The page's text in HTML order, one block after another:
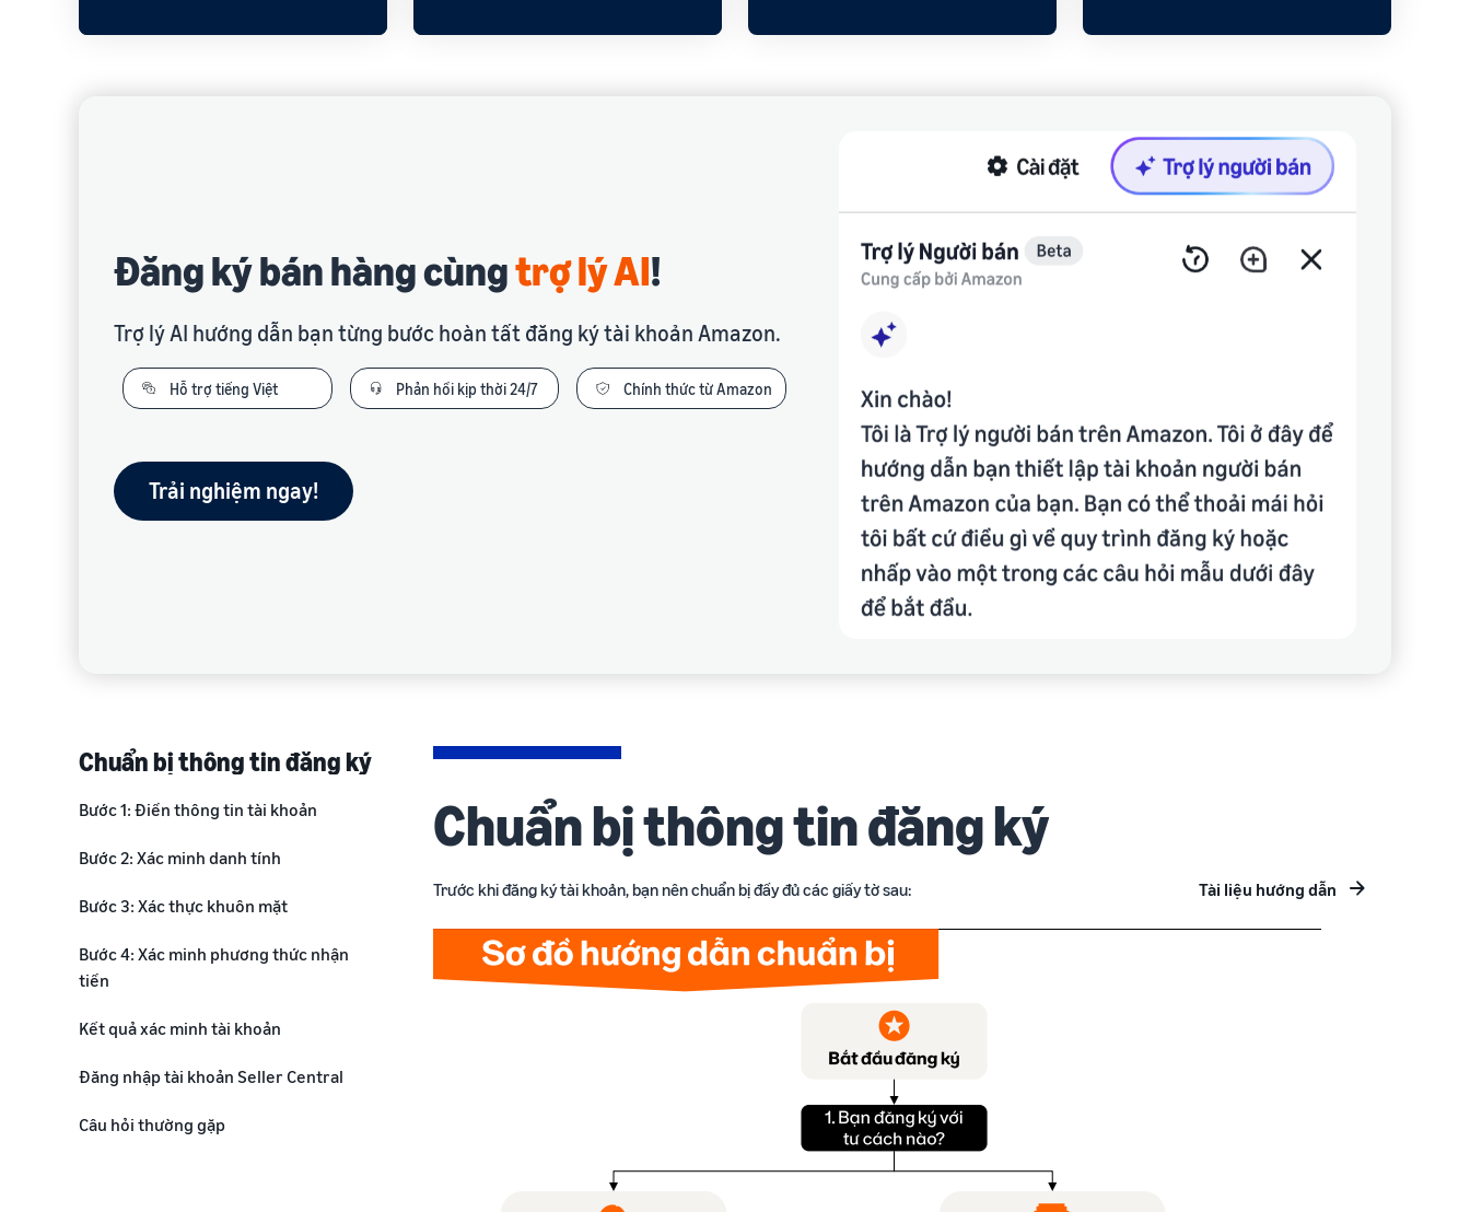
Đăng ký bán hàng cùngtrợ lý AI!
Trợ lý AI hướng dẫn bạn từng bước hoàn tất đăng ký tài khoản Amazon.
Hỗ trợ tiếng Việt Phản hồi kịp thời 24/7 Chính thức từ Amazon
Trải nghiệm ngay!
Chuẩn bị thông tin đăng ký
Bước 1: Điền thông tin tài khoản
Bước 2: Xác minh danh tính
Bước 3: Xác thực khuôn mặt
Bước 4: Xác minh phương thức nhận
tiền
Kết quả xác minh tài khoản
Đăng nhập tài khoản Seller Central
Câu hỏi thường gặp
Chuẩn bị thông tin đăng ký
Trước khi đăng ký tài khoản, bạn nên chuẩn bị đầy đủ các giấy tờ sau: Tài liệu hướng dẫn